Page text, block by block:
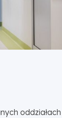
oddziałach